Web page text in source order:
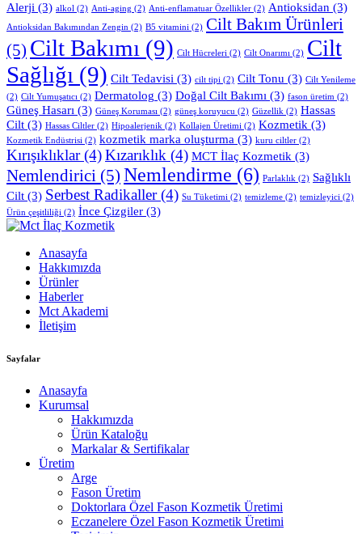
Alerji (3) alkol (2) Anti-aging (2) Anti-enflamatuar Özellikler (2) Antioksidan (3)
Antioksidan Bakımından Zengin (2) B5 vitamini (2) Cilt Bakım Ürünleri
(5) Cilt Bakımı (9) Cilt Hücreleri (2) Cilt Onarımı (2) Cilt
Sağlığı (9) Cilt Tedavisi (3) cilt tipi (2) Cilt Tonu (3) Cilt Yenileme
(2) Cilt Yumuşatıcı (2) Dermatolog (3) Doğal Cilt Bakımı (3) fason üretim (2)
Güneş Hasarı (3) Güneş Koruması (2) güneş koruyucu (2) Güzellik (2) Hassas
Cilt (3) Hassas Ciltler (2) Hipoalerjenik (2) Kollajen Üretimi (2) Kozmetik (3)
Kozmetik Endüstrisi (2) kozmetik marka oluşturma (3) kuru ciltler (2)
Kırışıklıklar(4)Kızarıklık (4) MCT İlaç Kozmetik (3)
Nemlendirici (5) Nemlendirme (6) Parlaklık (2) Sağlıklı
Cilt (3) Serbest Radikaller(4) Su Tüketimi (2) temizleme (2) temizleyici (2)
Ürün çeşitliliği (2) İnce Çizgiler (3)
Anasayfa
Hakkımızda
Ürünler
Haberler
Mct Akademi
İletişim
Sayfalar
Anasayfa
Kurumsal
Hakkımızda
Ürün Kataloğu
Markalar & Sertifikalar
Üretim
Arge
Fason Üretim
Doktorlara Özel Fason Kozmetik Üretimi
Eczanelere Özel Fason Kozmetik Üretimi